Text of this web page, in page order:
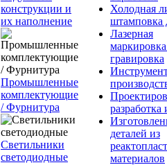
конструкции и
их наполнение
Промышленные
комплектующие
/ Фурнитура
Светильники
светодиодные
Холодная
штамповка
Лазерная
гравировка
разработка
деталей из
материалов